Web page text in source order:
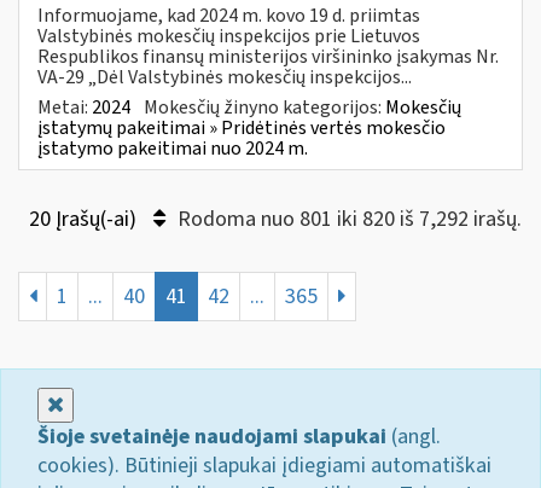
Informuojame, kad 2024 m. kovo 19 d. priimtas
Valstybinės mokesčių inspekcijos prie Lietuvos
Respublikos finansų ministerijos viršininko įsakymas Nr.
VA-29 „Dėl Valstybinės mokesčių inspekcijos...
Metai: 2024 Mokesčių žinyno kategorijos: Mokesčių
įstatymų pakeitimai » Pridėtinės vertės mokesčio
įstatymo pakeitimai nuo 2024 m.
20 Įrašų(-ai) Rodoma nuo 801 iki 820 iš 7,292 irašų.
1 ... 40 41 42 ... 365
Šioje svetainėje naudojami slapukai (angl.
cookies). Būtinieji slapukai įdiegiami automatiškai